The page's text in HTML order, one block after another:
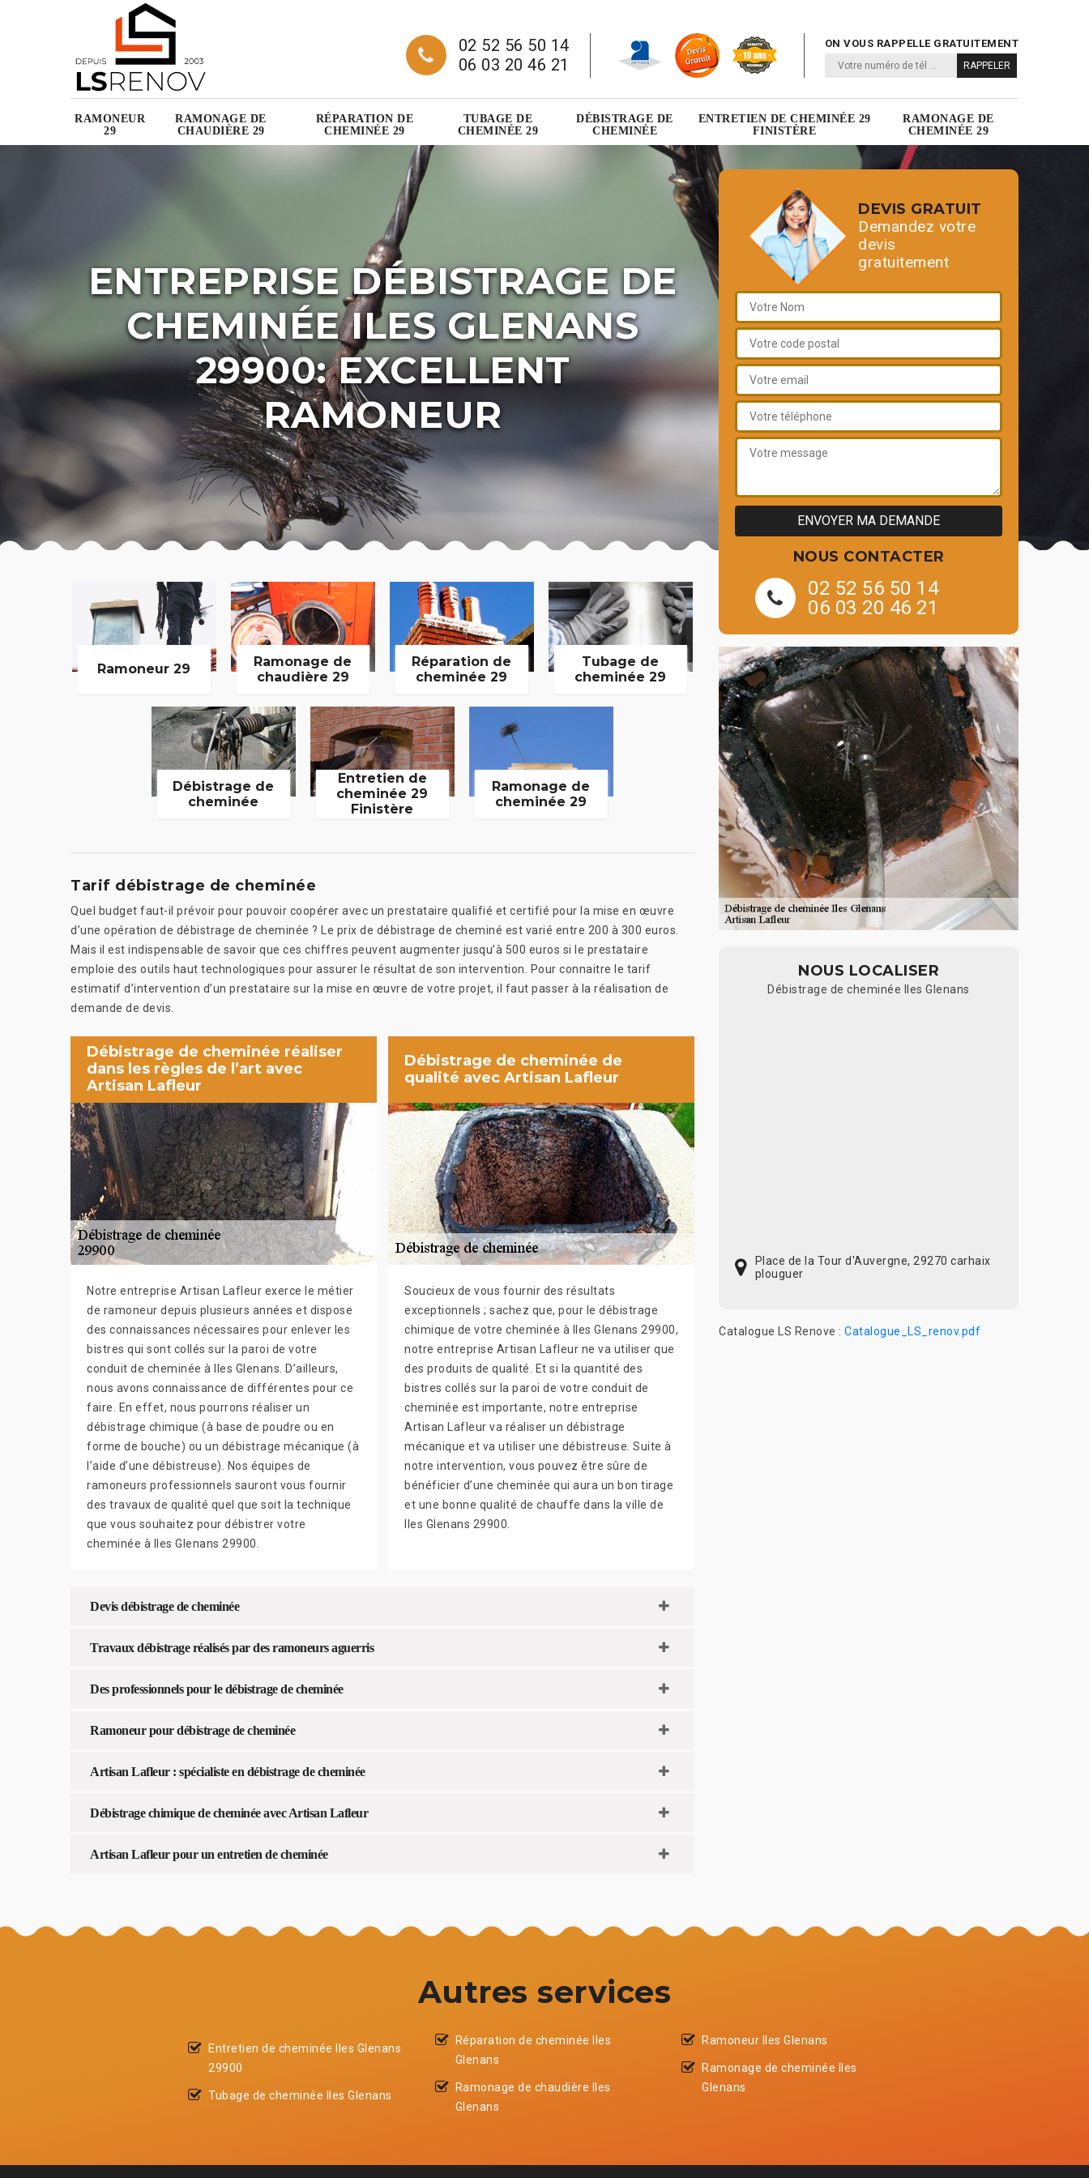
02 52 56 50 14
06 03 20 46 21
ON VOUS RAPPELLE GRATUITEMENT
RAMONEUR
29
RAMONAGE DE
CHAUDIÈRE 29
RÉPARATION DE
CHEMINÉE 29
TUBAGE DE
CHEMINÉE 29
DÉBISTRAGE DE
CHEMINÉE
ENTRETIEN DE CHEMINÉE 29
FINISTÈRE
RAMONAGE DE
CHEMINÉE 29
ENTREPRISE DÉBISTRAGE DE
CHEMINÉE ILES GLENANS
29900: EXCELLENT
RAMONEUR
Ramoneur 29
Ramonage de
chaudière 29
Réparation de
cheminée 29
Tubage de
cheminée 29
Débistrage de
cheminée
Entretien de
cheminée 29
Finistère
Ramonage de
cheminée 29
Tarif débistrage de cheminée
Quel budget faut-il prévoir pour pouvoir coopérer avec un prestataire qualifié et certifié pour la mise en œuvre
d’une opération de débistrage de cheminée ? Le prix de débistrage de cheminé est varié entre 200 à 300 euros.
Mais il est indispensable de savoir que ces chiffres peuvent augmenter jusqu’à 500 euros si le prestataire
emploie des outils haut technologiques pour assurer le résultat de son intervention. Pour connaitre le tarif
estimatif d’intervention d’un prestataire sur la mise en œuvre de votre projet, il faut passer à la réalisation de
demande de devis.
Débistrage de cheminée réaliser
dans les règles de l’art avec
Artisan Lafleur
Notre entreprise Artisan Lafleur exerce le métier
de ramoneur depuis plusieurs années et dispose
des connaissances nécessaires pour enlever les
bistres qui sont collés sur la paroi de votre
conduit de cheminée à Iles Glenans. D’ailleurs,
nous avons connaissance de différentes pour ce
faire. En effet, nous pourrons réaliser un
débistrage chimique (à base de poudre ou en
forme de bouche) ou un débistrage mécanique (à
l’aide d’une débistreuse). Nos équipes de
ramoneurs professionnels sauront vous fournir
des travaux de qualité quel que soit la technique
que vous souhaitez pour débistrer votre
cheminée à Iles Glenans 29900.
Débistrage de cheminée de
qualité avec Artisan Lafleur
Soucieux de vous fournir des résultats
exceptionnels ; sachez que, pour le débistrage
chimique de votre cheminée à Iles Glenans 29900,
notre entreprise Artisan Lafleur ne va utiliser que
des produits de qualité. Et si la quantité des
bistres collés sur la paroi de votre conduit de
cheminée est importante, notre entreprise
Artisan Lafleur va réaliser un débistrage
mécanique et va utiliser une débistreuse. Suite à
notre intervention, vous pouvez être sûre de
bénéficier d’une cheminée qui aura un bon tirage
et une bonne qualité de chauffe dans la ville de
Iles Glenans 29900.
Devis débistrage de cheminée
Travaux débistrage réalisés par des ramoneurs aguerris
Des professionnels pour le débistrage de cheminée
Ramoneur pour débistrage de cheminée
Artisan Lafleur : spécialiste en débistrage de cheminée
Débistrage chimique de cheminée avec Artisan Lafleur
Artisan Lafleur pour un entretien de cheminée
DEVIS GRATUIT
Demandez votre
devis
gratuitement
NOUS CONTACTER
02 52 56 50 14
06 03 20 46 21
NOUS LOCALISER
Débistrage de cheminée Iles Glenans
Place de la Tour d'Auvergne, 29270 carhaix
plouguer
Catalogue LS Renove : Catalogue_LS_renov.pdf
Autres services
Entretien de cheminée Iles Glenans
29900
Tubage de cheminée Iles Glenans
Réparation de cheminée Iles
Glenans
Ramonage de chaudière Iles
Glenans
Ramoneur Iles Glenans
Ramonage de cheminée Iles
Glenans